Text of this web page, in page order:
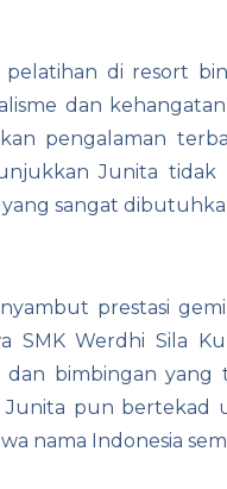
pelatihan di resort
dan
pengalaman
Junita
sangat
prestasi
SMK Werdhi Sila
dan bimbingan yang
Junita pun bertekad
nama Indonesia